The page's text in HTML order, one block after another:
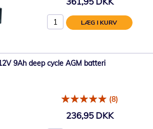
LÆG I KURV
9Ah deep cycle AGM batteri
(8)
236,95 DKK